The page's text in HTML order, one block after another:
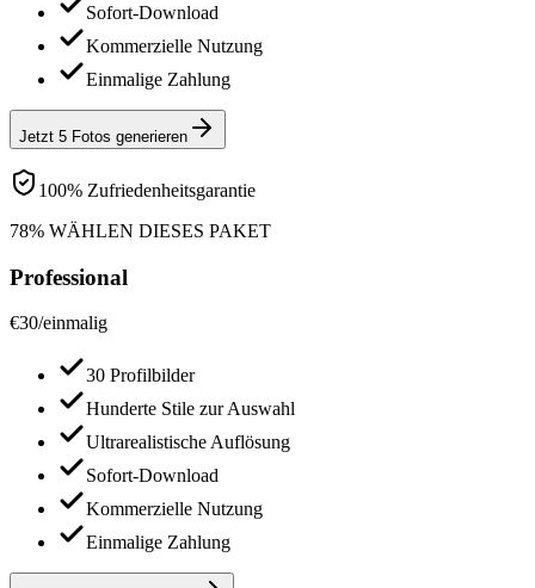
Sofort-Download
Kommerzielle Nutzung
Einmalige Zahlung
Jetzt 5 Fotos generieren
100% Zufriedenheitsgarantie
78% WÄHLEN DIESES PAKET
Professional
€30/einmalig
30 Profilbilder
Hunderte Stile zur Auswahl
Ultrarealistische Auflösung
Sofort-Download
Kommerzielle Nutzung
Einmalige Zahlung